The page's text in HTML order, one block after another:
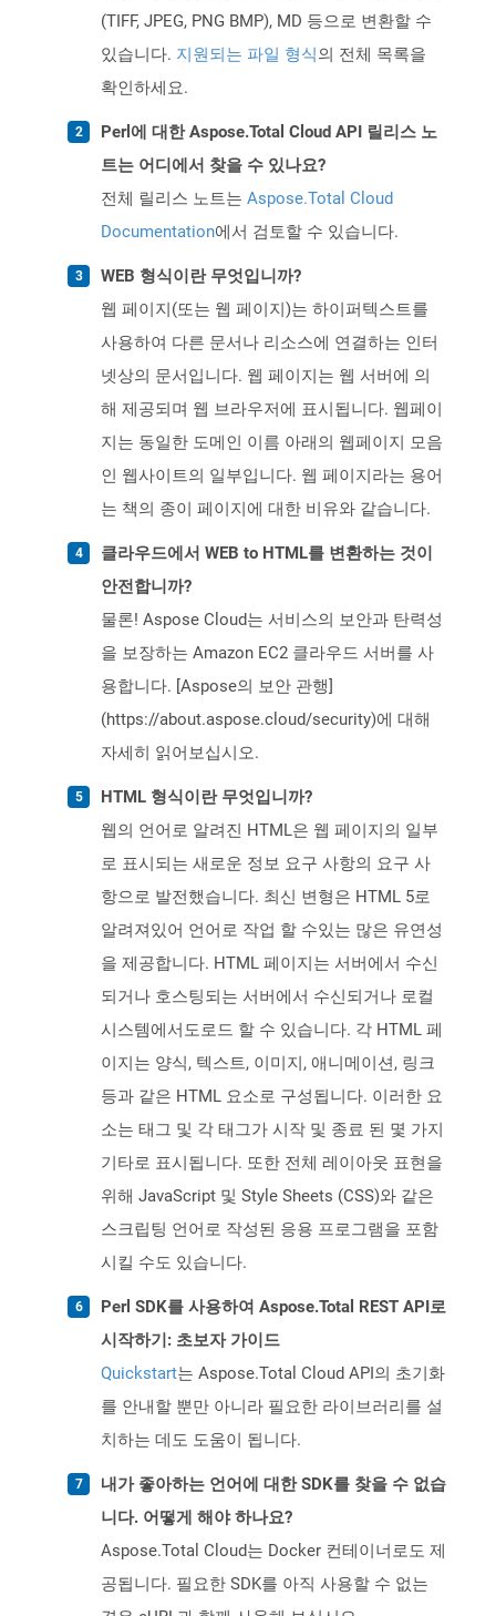
(TIFF, JPEG, PNG BMP), MD 등으로 변환할 수
있습니다. 지원되는 파일 형식의 전체 목록을
확인하세요.
Perl에 대한 Aspose.Total Cloud API 릴리스 노
트는 어디에서 찾을 수 있나요?
전체 릴리스 노트는 Aspose.Total Cloud
Documentation에서 검토할 수 있습니다.
WEB 형식이란 무엇입니까?
웹 페이지(또는 웹 페이지)는 하이퍼텍스트를
사용하여 다른 문서나 리소스에 연결하는 인터
넷상의 문서입니다. 웹 페이지는 웹 서버에 의
해 제공되며 웹 브라우저에 표시됩니다. 웹페이
지는 동일한 도메인 이름 아래의 웹페이지 모음
인 웹사이트의 일부입니다. 웹 페이지라는 용어
는 책의 종이 페이지에 대한 비유와 같습니다.
클라우드에서 WEB to HTML를 변환하는 것이
안전합니까?
물론! Aspose Cloud는 서비스의 보안과 탄력성
을 보장하는 Amazon EC2 클라우드 서버를 사
용합니다. [Aspose의 보안 관행]
(https://about.aspose.cloud/security)에 대해
자세히 읽어보십시오.
HTML 형식이란 무엇입니까?
웹의 언어로 알려진 HTML은 웹 페이지의 일부
로 표시되는 새로운 정보 요구 사항의 요구 사
항으로 발전했습니다. 최신 변형은 HTML 5로
알려져있어 언어로 작업 할 수있는 많은 유연성
을 제공합니다. HTML 페이지는 서버에서 수신
되거나 호스팅되는 서버에서 수신되거나 로컬
시스템에서도로드 할 수 있습니다. 각 HTML 페
이지는 양식, 텍스트, 이미지, 애니메이션, 링크
등과 같은 HTML 요소로 구성됩니다. 이러한 요
소는 태그 및 각 태그가 시작 및 종료 된 몇 가지
기타로 표시됩니다. 또한 전체 레이아웃 표현을
위해 JavaScript 및 Style Sheets (CSS)와 같은
스크립팅 언어로 작성된 응용 프로그램을 포함
시킬 수도 있습니다.
Perl SDK를 사용하여 Aspose.Total REST API로
시작하기: 초보자 가이드
Quickstart는 Aspose.Total Cloud API의 초기화
를 안내할 뿐만 아니라 필요한 라이브러리를 설
치하는 데도 도움이 됩니다.
내가 좋아하는 언어에 대한 SDK를 찾을 수 없습
니다. 어떻게 해야 하나요?
Aspose.Total Cloud는 Docker 컨테이너로도 제
공됩니다. 필요한 SDK를 아직 사용할 수 없는